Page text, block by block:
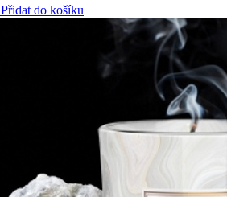
Přidat do košíku